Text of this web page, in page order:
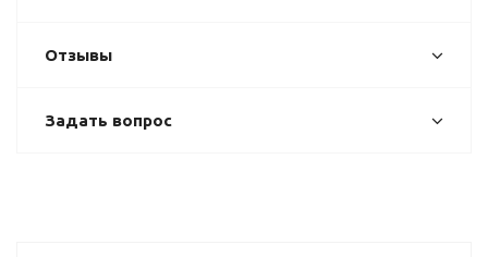
Отзывы
Задать вопрос